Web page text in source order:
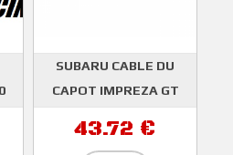
SUBARU CABLE DU
CAPOT IMPREZA GT
2001-2007
43.72 €